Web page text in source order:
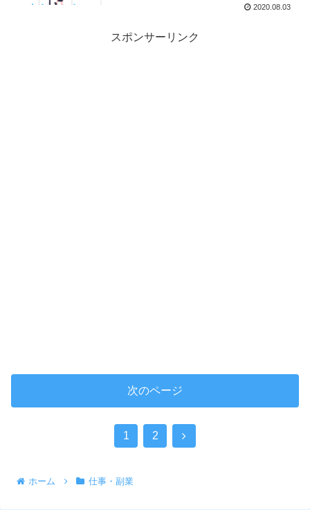
2020.08.03
スポンサーリンク
次のページ
1 2
ホーム 仕事・副業